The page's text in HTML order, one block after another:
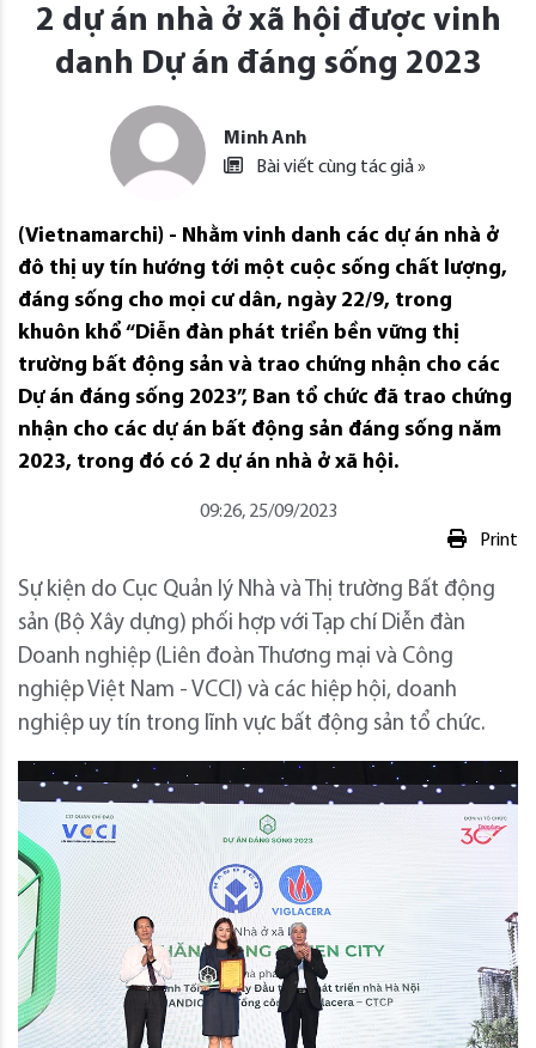
2 dự án nhà ở xã hội được vinh
danh Dự án đáng sống 2023
Minh Anh
Bài viết cùng tác giả »
(Vietnamarchi) - Nhằm vinh danh các dự án nhà ở
đô thị uy tín hướng tới một cuộc sống chất lượng,
đáng sống cho mọi cư dân, ngày 22/9, trong
khuôn khổ “Diễn đàn phát triển bền vững thị
trường bất động sản và trao chứng nhận cho các
Dự án đáng sống 2023”, Ban tổ chức đã trao chứng
nhận cho các dự án bất động sản đáng sống năm
2023, trong đó có 2 dự án nhà ở xã hội.
09:26, 25/09/2023
Print
Sự kiện do Cục Quản lý Nhà và Thị trường Bất động
sản (Bộ Xây dựng) phối hợp với Tạp chí Diễn đàn
Doanh nghiệp (Liên đoàn Thương mại và Công
nghiệp Việt Nam - VCCI) và các hiệp hội, doanh
nghiệp uy tín trong lĩnh vực bất động sản tổ chức.